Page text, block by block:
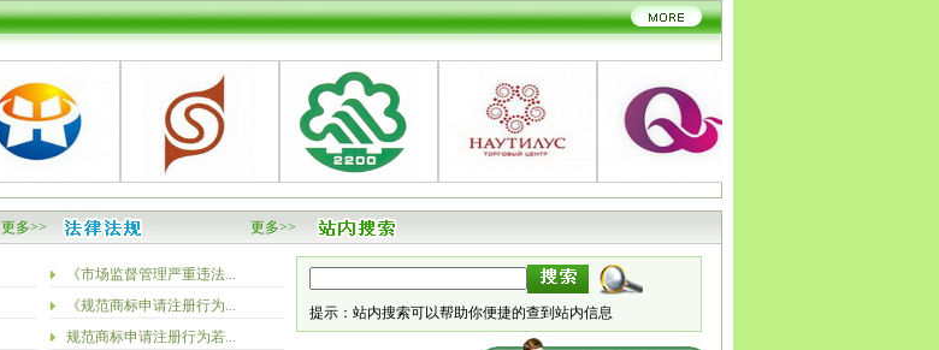
更多>> 更多>>
《市场监督管理严重违法...
《规范商标申请注册行为...
规范商标申请注册行为若...
提示：站内搜索可以帮助你便捷的查到站内信息